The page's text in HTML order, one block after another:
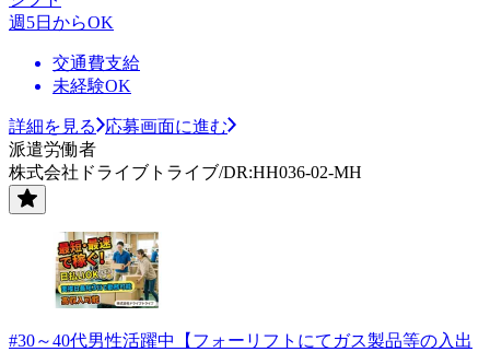
週5日からOK
交通費支給
未経験OK
詳細を見る
応募画面に進む
派遣労働者
株式会社ドライブトライブ/DR:HH036-02-MH
#30～40代男性活躍中【フォーリフトにてガス製品等の入出